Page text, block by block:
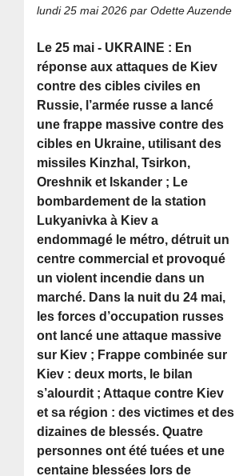
lundi 25 mai 2026 par Odette Auzende
Le 25 mai - UKRAINE : En
réponse aux attaques de Kiev
contre des cibles civiles en
Russie, l’armée russe a lancé
une frappe massive contre des
cibles en Ukraine, utilisant des
missiles Kinzhal, Tsirkon,
Oreshnik et Iskander ; Le
bombardement de la station
Lukyanivka à Kiev a
endommagé le métro, détruit un
centre commercial et provoqué
un violent incendie dans un
marché. Dans la nuit du 24 mai,
les forces d’occupation russes
ont lancé une attaque massive
sur Kiev ; Frappe combinée sur
Kiev : deux morts, le bilan
s’alourdit ; Attaque contre Kiev
et sa région : des victimes et des
dizaines de blessés. Quatre
personnes ont été tuées et une
centaine blessées lors de